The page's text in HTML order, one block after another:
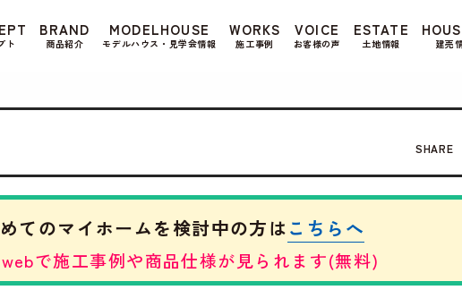
ト
BRAND
商品紹介
MODELHOUSE
モデルハウス・見学会情報
WORKS
施工事例
VOICE
お客様の声
ESTATE
土地情報 建売
SHARE
てのマイホームを検討中の方はこちらへ
で施工事例や商品仕様が見られます(無料)
してもよろしいですか? 当社ではお客様のプライバシ
がある場合は、当社のプライバシーポリシーをご覧